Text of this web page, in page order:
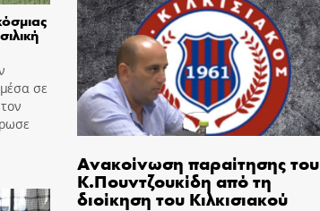
σε
Ανακοίνωση παραίτησης του
Κ.Πουντζουκίδη από τη
διοίκηση του Κιλκισιακού